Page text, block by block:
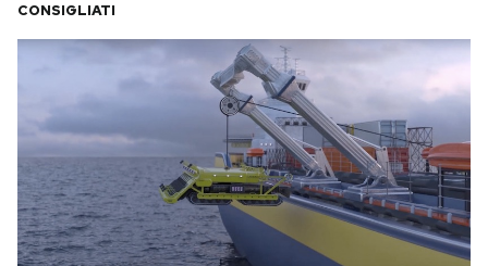
CONSIGLIATI